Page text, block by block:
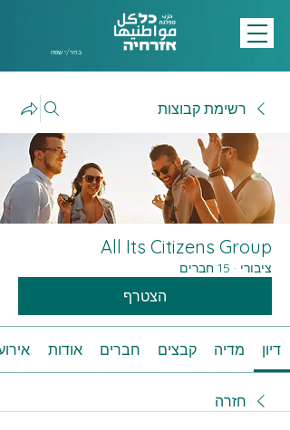
בחר/י שפה
רשימת קבוצות
All Its Citizens Group
ציבורי · 15 חברים
הצטרף
דיון מדיה קבצים חברים אודות
חזרה